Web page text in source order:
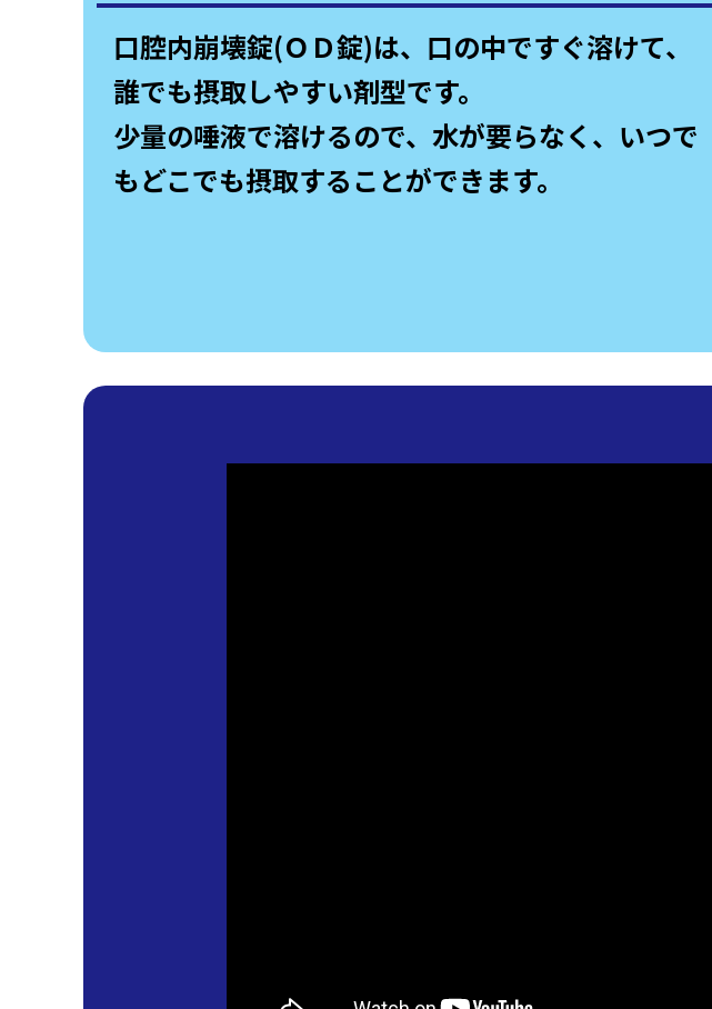
口腔内崩壊錠(ＯＤ錠)は、口の中ですぐ溶けて、
誰でも摂取しやすい剤型です。
少量の唾液で溶けるので、水が要らなく、いつで
もどこでも摂取することができます。